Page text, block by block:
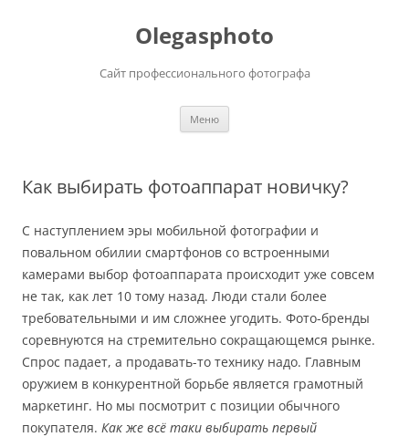
Olegasphoto
Сайт профессионального фотографа
Меню
Как выбирать фотоаппарат новичку?
С наступлением эры мобильной фотографии и
повальном обилии смартфонов со встроенными
камерами выбор фотоаппарата происходит уже совсем
не так, как лет 10 тому назад. Люди стали более
требовательными и им сложнее угодить. Фото-бренды
соревнуются на стремительно сокращающемся рынке.
Спрос падает, а продавать-то технику надо. Главным
оружием в конкурентной борьбе является грамотный
маркетинг. Но мы посмотрит с позиции обычного
покупателя. Как же всё таки выбирать первый